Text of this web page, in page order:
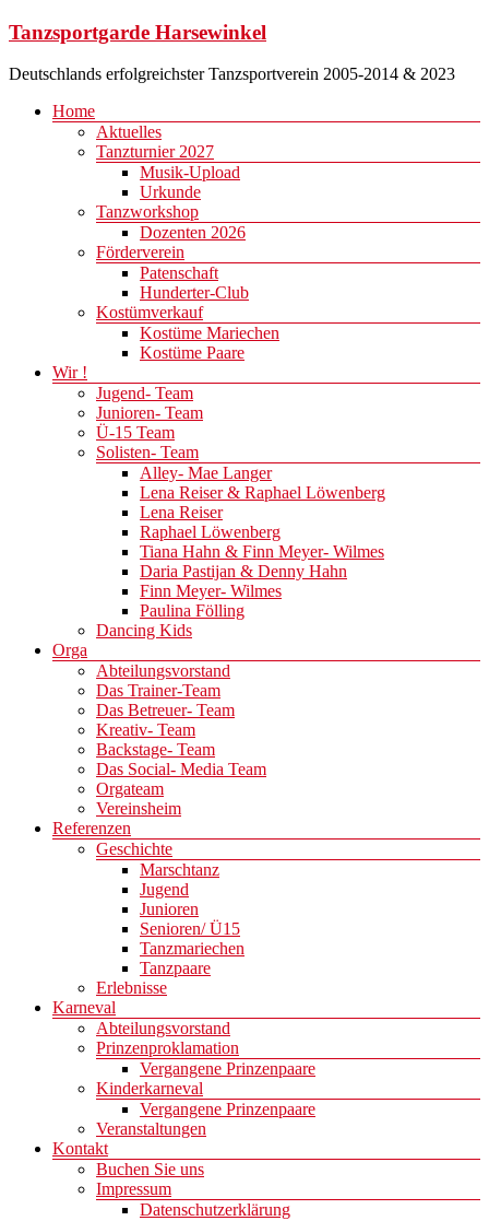
Zum
springen
Tanzsportgarde Harsewinkel
Deutschlands erfolgreichster Tanzsportverein 2005-2014 & 2023
Menü
Home
Aktuelles
Tanzturnier 2027
Musik-Upload
Urkunde
Tanzworkshop
Dozenten 2026
Förderverein
Patenschaft
Hunderter-Club
Kostümverkauf
Kostüme Mariechen
Kostüme Paare
Wir !
Jugend- Team
Junioren- Team
Ü-15 Team
Solisten- Team
Alley- Mae Langer
Lena Reiser & Raphael Löwenberg
Lena Reiser
Raphael Löwenberg
Tiana Hahn & Finn Meyer- Wilmes
Daria Pastijan & Denny Hahn
Finn Meyer- Wilmes
Paulina Fölling
Dancing Kids
Orga
Abteilungsvorstand
Das Trainer-Team
Das Betreuer- Team
Kreativ- Team
Backstage- Team
Das Social- Media Team
Orgateam
Vereinsheim
Referenzen
Geschichte
Marschtanz
Jugend
Junioren
Senioren/ Ü15
Tanzmariechen
Tanzpaare
Erlebnisse
Karneval
Abteilungsvorstand
Prinzenproklamation
Vergangene Prinzenpaare
Kinderkarneval
Vergangene Prinzenpaare
Veranstaltungen
Kontakt
Buchen Sie uns
Impressum
Datenschutzerklärung